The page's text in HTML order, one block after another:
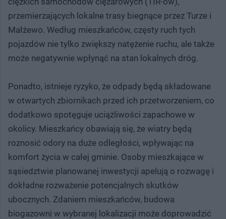
przemierzających lokalne trasy biegnące przez Turze i
Małżewo. Według mieszkańców, częsty ruch tych
pojazdów nie tylko zwiększy natężenie ruchu, ale także
może negatywnie wpłynąć na stan lokalnych dróg.
Ponadto, istnieje ryzyko, że odpady będą składowane
w otwartych zbiornikach przed ich przetworzeniem, co
dodatkowo spotęguje uciążliwości zapachowe w
okolicy. Mieszkańcy obawiają się, że wiatry będą
roznosić odory na duże odległości, wpływając na
komfort życia w całej gminie. Osoby mieszkające w
sąsiedztwie planowanej inwestycji apelują o rozwagę i
dokładne rozważenie potencjalnych skutków
ubocznych. Zdaniem mieszkańców, budowa
biogazowni w wybranej lokalizacji może doprowadzić